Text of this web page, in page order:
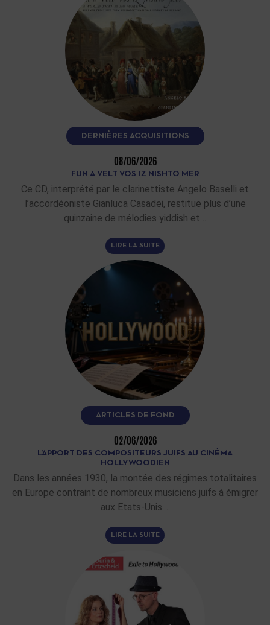
DERNIÈRES ACQUISITIONS
08/06/2026
FUN A VELT VOS IZ NISHTO MER
Ce CD, interprété par le clarinettiste Angelo Baselli et
l’accordéoniste Gianluca Casadei, restitue plus d’une
quinzaine de mélodies yiddish et…
LIRE LA SUITE
ARTICLES DE FOND
02/06/2026
L’APPORT DES COMPOSITEURS JUIFS AU CINÉMA
HOLLYWOODIEN
Dans les années 1930, la montée des régimes totalitaires
en Europe contraint de nombreux musiciens juifs à émigrer
aux Etats-Unis.…
LIRE LA SUITE